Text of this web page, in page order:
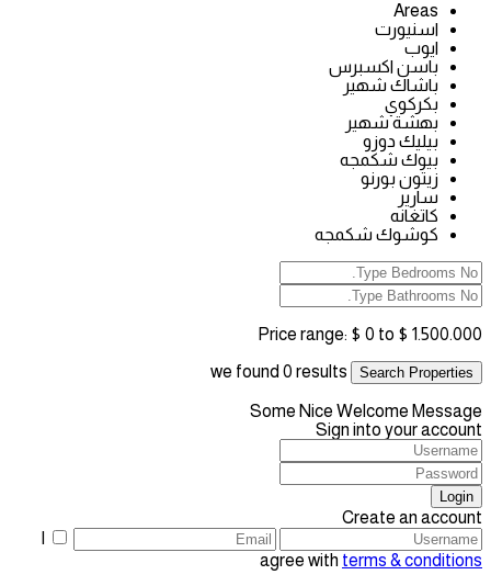
Areas
اسنيورت
ايوب
باسن اكسبرس
باشاك شهير
بكركوي
بهشة شهير
بيليك دوزو
بيوك شكمجه
زيتون بورنو
سارير
كاتغانه
كوشوك شكمجه
Price range: $ 0 to $ 1.500.000
Search Properties
we found 0 results
Some Nice Welcome Message
Sign into your account
Login
Create an account
agree with terms & conditions